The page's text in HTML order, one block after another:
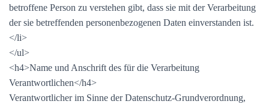
betroffene Person zu verstehen gibt, dass sie mit der Verarbeitung
der sie betreffenden personenbezogenen Daten einverstanden ist.
</li>
</ul>
<h4>Name und Anschrift des für die Verarbeitung
Verantwortlichen</h4>
Verantwortlicher im Sinne der Datenschutz-Grundverordnung,